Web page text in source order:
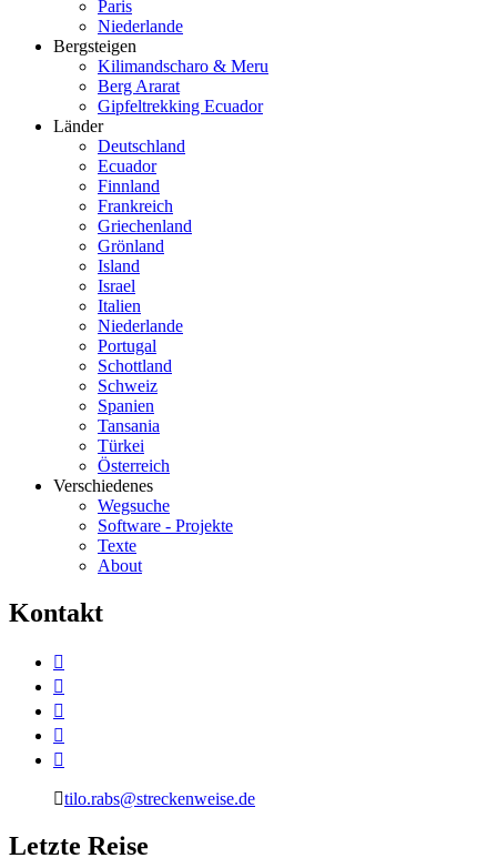
Paris
Niederlande
Bergsteigen
Kilimandscharo & Meru
Berg Ararat
Gipfeltrekking Ecuador
Länder
Deutschland
Ecuador
Finnland
Frankreich
Griechenland
Grönland
Island
Israel
Italien
Niederlande
Portugal
Schottland
Schweiz
Spanien
Tansania
Türkei
Österreich
Verschiedenes
Wegsuche
Software - Projekte
Texte
About
Kontakt
tilo.rabs@streckenweise.de
Letzte Reise